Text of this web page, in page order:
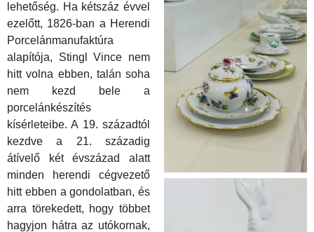
lehetőség. Ha kétszáz évvel
ezelőtt, 1826-ban a Herendi
Porcelánmanufaktúra
alapítója, Stingl Vince nem
hitt volna ebben, talán soha
nem kezd bele a
porcelánkészítés
kísérleteibe. A 19. századtól
kezdve a 21. századig
átívelő
két évszázad alatt
minden herendi cégvezető
hitt ebben a gondolatban, és
arra törekedett, hogy többet
hagyjon hátra az utókornak,